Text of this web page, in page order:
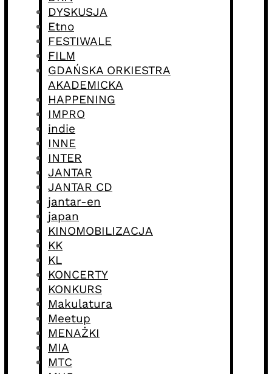
DYSKUSJA
Etno
FESTIWALE
FILM
GDAŃSKA ORKIESTRA
AKADEMICKA
HAPPENING
IMPRO
indie
INNE
INTER
JANTAR
JANTAR CD
jantar-en
japan
KINOMOBILIZACJA
KK
KL
KONCERTY
KONKURS
Makulatura
Meetup
MENAŻKI
MIA
MTC